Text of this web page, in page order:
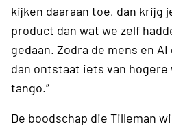
kijken daaraan toe, dan krijg
product dan wat we zelf
gedaan. Zodra de mens en
dan ontstaat iets van
tango.”
De boodschap die Tilleman